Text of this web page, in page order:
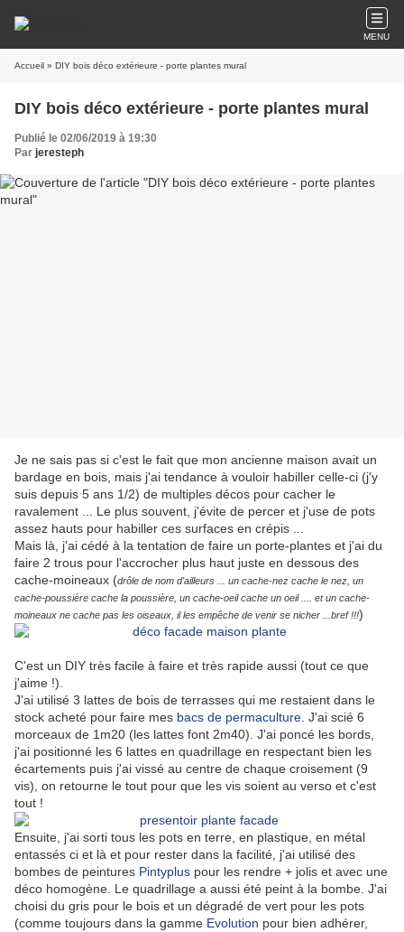
MENU
Accueil » DIY bois déco extérieure - porte plantes mural
DIY bois déco extérieure - porte plantes mural
Publié le 02/06/2019 à 19:30
Par jeresteph
Je ne sais pas si c'est le fait que mon ancienne maison avait un
bardage en bois, mais j'ai tendance à vouloir habiller celle-ci (j'y
suis depuis 5 ans 1/2) de multiples décos pour cacher le
ravalement ... Le plus souvent, j'évite de percer et j'use de pots
assez hauts pour habiller ces surfaces en crépis ...
Mais là, j'ai cédé à la tentation de faire un porte-plantes et j'ai du
faire 2 trous pour l'accrocher plus haut juste en dessous des
cache-moineaux (drôle de nom d'ailleurs ... un cache-nez cache le nez, un
cache-poussière cache la poussière, un cache-oeil cache un oeil .... et un cache-
moineaux ne cache pas les oiseaux, il les empêche de venir se nicher ...bref !!!)
C'est un DIY très facile à faire et très rapide aussi (tout ce que
j'aime !).
J'ai utilisé 3 lattes de bois de terrasses qui me restaient dans le
stock acheté pour faire mes bacs de permaculture . J'ai scié 6
morceaux de 1m20 (les lattes font 2m40). J'ai poncé les bords,
j'ai positionné les 6 lattes en quadrillage en respectant bien les
écartements puis j'ai vissé au centre de chaque croisement (9
vis), on retourne le tout pour que les vis soient au verso et c'est
tout !
Ensuite, j'ai sorti tous les pots en terre, en plastique, en métal
entassés ci et là et pour rester dans la facilité, j'ai utilisé des
bombes de peintures Pintyplus pour les rendre + jolis et avec une
déco homogène. Le quadrillage a aussi été peint à la bombe. J'ai
choisi du gris pour le bois et un dégradé de vert pour les pots
(comme toujours dans la gamme Evolution pour bien adhérer,